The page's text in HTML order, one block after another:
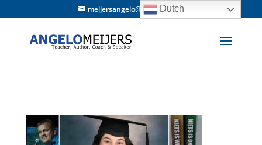
meijersangelo@hotmail.com
Dutch